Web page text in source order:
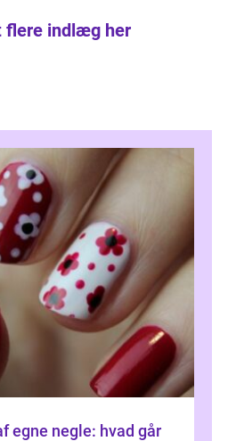
flere indlæg her
egne negle: hvad går